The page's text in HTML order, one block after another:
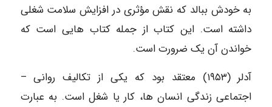
به خودش ببالد که نقش مؤثری در افزایش سلامت شغلی
داشته است. این کتاب از جمله کتاب هایی است که
خواندن آن یک ضرورت است.
آدلر (۱۹۵۳) معتقد بود که یکی از تکالیف روانی –
اجتماعی زندگی انسان ها، کار یا شغل است. به عبارت